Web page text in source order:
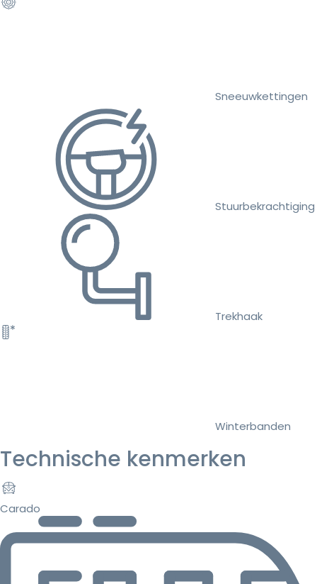
Sneeuwkettingen
Stuurbekrachtiging
Trekhaak
Winterbanden
Technische kenmerken
Carado